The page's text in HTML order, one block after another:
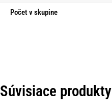
Počet v skupine
Súvisiace produkty